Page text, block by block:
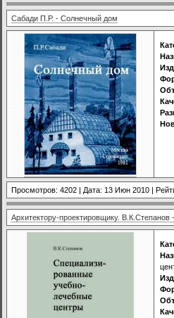
Сабади П.Р. - Солнечный дом
Просмотров: 4202 | Дата: 13 Июн 2010 |
Архитектору-проектировщику.